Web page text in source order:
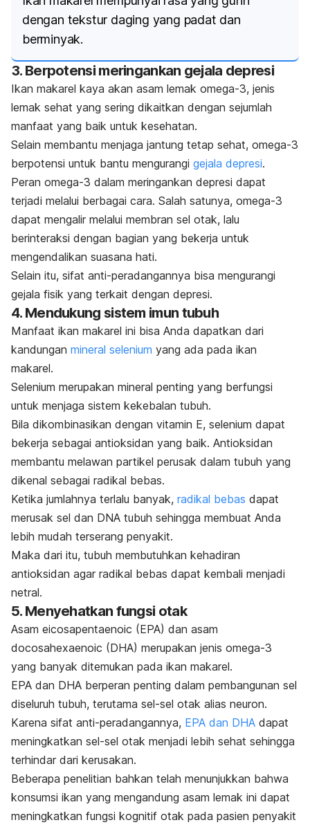
dengan tekstur daging yang padat dan
berminyak.
3. Berpotensi meringankan gejala depresi
Ikan makarel kaya akan asam lemak omega-3, jenis
lemak sehat yang sering dikaitkan dengan sejumlah
manfaat yang baik untuk kesehatan.
Selain membantu menjaga jantung tetap sehat, omega-3
berpotensi untuk bantu mengurangi gejala depresi.
Peran omega-3 dalam meringankan depresi dapat
terjadi melalui berbagai cara. Salah satunya, omega-3
dapat mengalir melalui membran sel otak, lalu
berinteraksi dengan bagian yang bekerja untuk
mengendalikan suasana hati.
Selain itu, sifat anti-peradangannya bisa mengurangi
gejala fisik yang terkait dengan depresi.
4. Mendukung sistem imun tubuh
Manfaat ikan makarel ini bisa Anda dapatkan dari
kandungan mineral selenium yang ada pada ikan
makarel.
Selenium merupakan mineral penting yang berfungsi
untuk menjaga sistem kekebalan tubuh.
Bila dikombinasikan dengan vitamin E, selenium dapat
bekerja sebagai antioksidan yang baik. Antioksidan
membantu melawan partikel perusak dalam tubuh yang
dikenal sebagai radikal bebas.
Ketika jumlahnya terlalu banyak, radikal bebas dapat
merusak sel dan DNA tubuh sehingga membuat Anda
lebih mudah terserang penyakit.
Maka dari itu, tubuh membutuhkan kehadiran
antioksidan agar radikal bebas dapat kembali menjadi
netral.
5. Menyehatkan fungsi otak
Asam eicosapentaenoic (EPA) dan asam
docosahexaenoic (DHA) merupakan jenis omega-3
yang banyak ditemukan pada ikan makarel.
EPA dan DHA berperan penting dalam pembangunan sel
diseluruh tubuh, terutama sel-sel otak alias neuron.
Karena sifat anti-peradangannya, EPA dan DHA dapat
meningkatkan sel-sel otak menjadi lebih sehat sehingga
terhindar dari kerusakan.
Beberapa penelitian bahkan telah menunjukkan bahwa
konsumsi ikan yang mengandung asam lemak ini dapat
meningkatkan fungsi kognitif otak pada pasien penyakit